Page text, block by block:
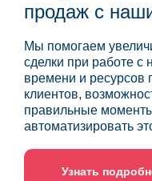
продаж с
Мы помогаем
сделки при работе
времени и ресурсов
клиентов,
правильные
автоматизировать
Узнать